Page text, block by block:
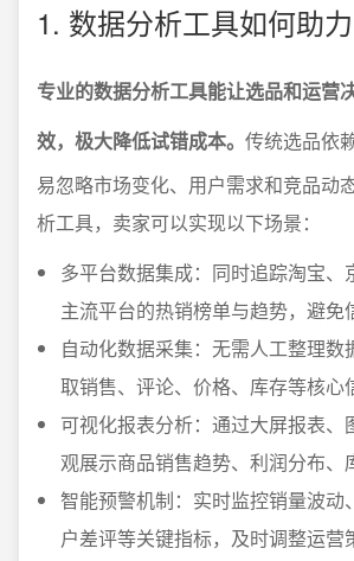
1. 数据分析工具如何助
专业的数据分析工具能让选品和运营
效，极大降低试错成本。 传统选品依
易忽略市场变化、用户需求和竞品动
析工具，卖家可以实现以下场景：
多平台数据集成：同时追踪淘宝、
主流平台的热销榜单与趋势，避免
自动化数据采集：无需人工整理数
取销售、评论、价格、库存等核心
可视化报表分析：通过大屏报表、
观展示商品销售趋势、利润分布、
智能预警机制：实时监控销量波动
户差评等关键指标，及时调整运营